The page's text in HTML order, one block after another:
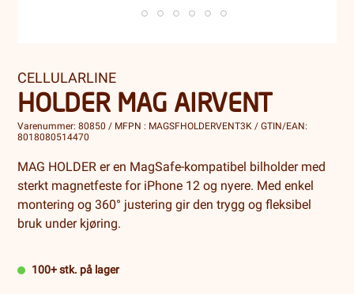
CELLULARLINE
HOLDER MAG AIRVENT
Varenummer: 80850 / MFPN : MAGSFHOLDERVENT3K / GTIN/EAN:
8018080514470
MAG HOLDER er en MagSafe-kompatibel bilholder med
sterkt magnetfeste for iPhone 12 og nyere. Med enkel
montering og 360° justering gir den trygg og fleksibel
bruk under kjøring.
100+ stk. på lager